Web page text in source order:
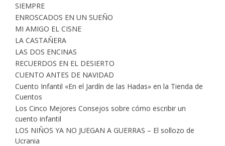
SIEMPRE
ENROSCADOS EN UN SUEÑO
MI AMIGO EL CISNE
LA CASTAÑERA
LAS DOS ENCINAS
RECUERDOS EN EL DESIERTO
CUENTO ANTES DE NAVIDAD
Cuento Infantil «En el Jardín de las Hadas» en la Tienda de
Cuentos
Los Cinco Mejores Consejos sobre cómo escribir un
cuento infantil
LOS NIÑOS YA NO JUEGAN A GUERRAS – El sollozo de
Ucrania